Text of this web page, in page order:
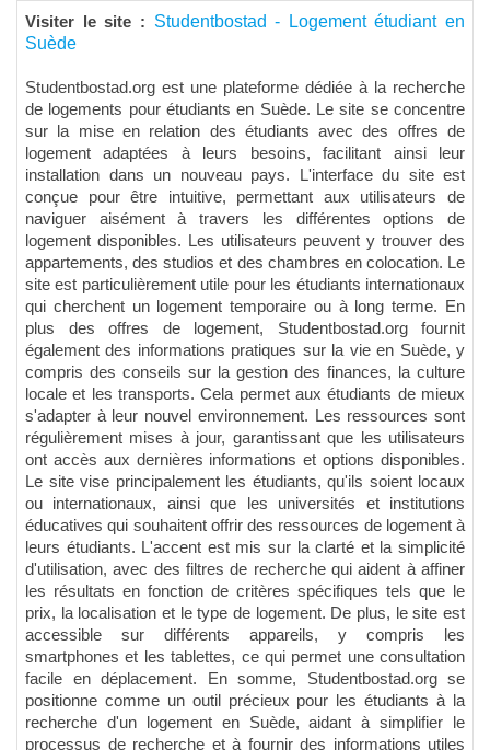
Visiter le site : Studentbostad - Logement étudiant en
Suède
Studentbostad.org est une plateforme dédiée à la recherche
de logements pour étudiants en Suède. Le site se concentre
sur la mise en relation des étudiants avec des offres de
logement adaptées à leurs besoins, facilitant ainsi leur
installation dans un nouveau pays. L'interface du site est
conçue pour être intuitive, permettant aux utilisateurs de
naviguer aisément à travers les différentes options de
logement disponibles. Les utilisateurs peuvent y trouver des
appartements, des studios et des chambres en colocation. Le
site est particulièrement utile pour les étudiants internationaux
qui cherchent un logement temporaire ou à long terme. En
plus des offres de logement, Studentbostad.org fournit
également des informations pratiques sur la vie en Suède, y
compris des conseils sur la gestion des finances, la culture
locale et les transports. Cela permet aux étudiants de mieux
s'adapter à leur nouvel environnement. Les ressources sont
régulièrement mises à jour, garantissant que les utilisateurs
ont accès aux dernières informations et options disponibles.
Le site vise principalement les étudiants, qu'ils soient locaux
ou internationaux, ainsi que les universités et institutions
éducatives qui souhaitent offrir des ressources de logement à
leurs étudiants. L'accent est mis sur la clarté et la simplicité
d'utilisation, avec des filtres de recherche qui aident à affiner
les résultats en fonction de critères spécifiques tels que le
prix, la localisation et le type de logement. De plus, le site est
accessible sur différents appareils, y compris les
smartphones et les tablettes, ce qui permet une consultation
facile en déplacement. En somme, Studentbostad.org se
positionne comme un outil précieux pour les étudiants à la
recherche d'un logement en Suède, aidant à simplifier le
processus de recherche et à fournir des informations utiles